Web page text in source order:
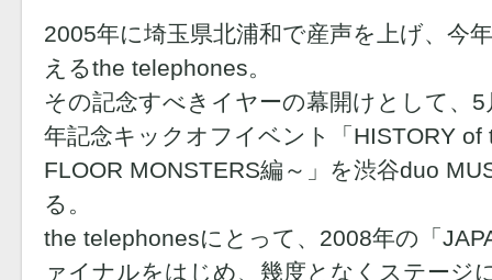
2005年に埼玉県北浦和で産声を上げ、今
えるthe telephones。
その記念すべきイヤーの幕開けとして、
年記念キックオフイベント「HISTORY of
FLOOR MONSTERS編～」を渋谷duo
る。
the telephonesにとって、2008年の「
ァイナルをはじめ、幾度となくステージ